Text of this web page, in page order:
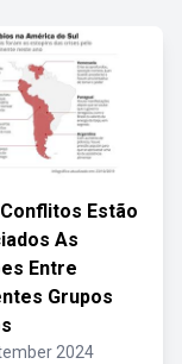
Estão
As
Entre
Grupos
2024